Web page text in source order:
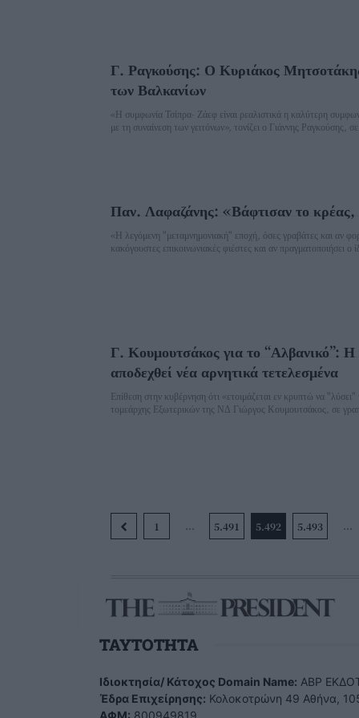
Γ. Ραγκούσης: Ο Κυριάκος
των Βαλκανίων
«Η συμφωνία Τσίπρα- Ζάεφ είναι ρεαλιστικά η καλύτερη
με τη συναίνεση των γειτόνων», τονίζει ο Γιάννης Ραγκούσης, σε
Παν. Λαφαζάνης: «Βάφτισαν το
«Η λεγόμενη "μεταμνημονιακή" εποχή, όσες γραβάτες και αν
κακόγουστες επικοινωνιακές φιέστες και αν πραγματοποιήσει ο
Γ. Κουμουτσάκος για το “Αλβανικό”:
αποδεχθεί νέα αρνητικά τετελεσμένα
Επίθεση στην κυβέρνηση ότι «ετοιμάζεται εν κρυπτώ να
τομεάρχης Εξωτερικών της ΝΔ Γιώργος Κουμουτσάκος, σε
1 5.491 5.492 5.493
TAYTOTHTA
Ιδιοκτησία/ Κάτοχος Domain Name: ΑBP
Έδρα Επιχείρησης: Κολοκοτρώνη 49 Αθήνα,
ΑΦΜ: 800949819